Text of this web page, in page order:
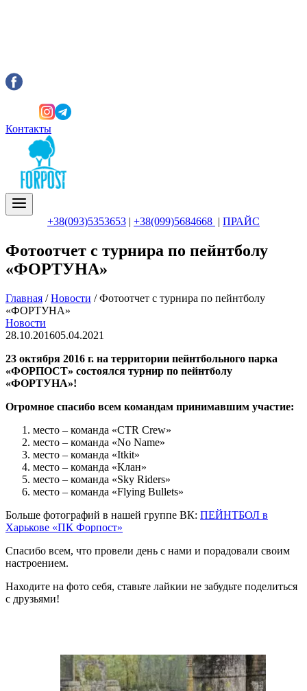
Контакты
+38(093)5353653 | +38(099)5684668 | ПРАЙС
Фотоотчет c турнира по пейнтболу
«ФОРТУНА»
Главная / Новости / Фотоотчет c турнира по пейнтболу
«ФОРТУНА»
Новости
28.10.201605.04.2021
23 октября 2016 г. на территории пейнтбольного парка
«ФОРПОСТ» состоялся турнир по пейнтболу
«ФОРТУНА»!
Огромное спасибо всем командам принимавшим участие:
место – команда «СTR Crew»
место – команда «No Name»
место – команда «Itkit»
место – команда «Клан»
место – команда «Sky Riders»
место – команда «Flying Bullets»
Больше фотографий в нашей группе ВК: ПЕЙНТБОЛ в
Харькове «ПК Форпост»
Спасибо всем, что провели день с нами и порадовали своим
настроением.
Находите на фото себя, ставьте лайкии не забудьте поделиться
с друзьями!